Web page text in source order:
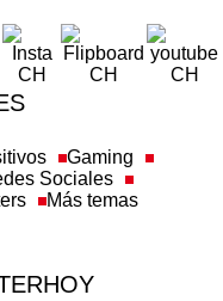
Gaming
Sociales
Más temas